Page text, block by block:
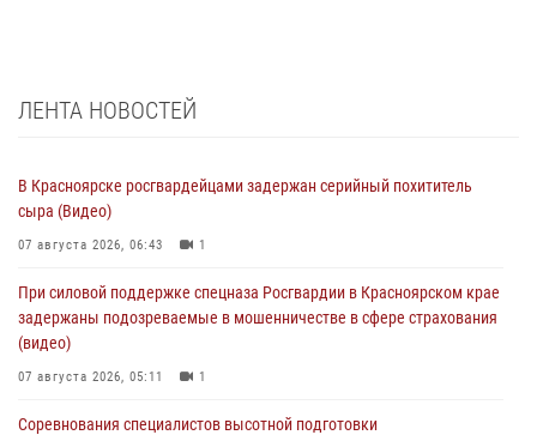
ЛЕНТА НОВОСТЕЙ
В Красноярске росгвардейцами задержан серийный похититель
сыра (Видео)
07 августа 2026, 06:43 1
При силовой поддержке спецназа Росгвардии в Красноярском крае
задержаны подозреваемые в мошенничестве в сфере страхования
(видео)
07 августа 2026, 05:11 1
Соревнования специалистов высотной подготовки